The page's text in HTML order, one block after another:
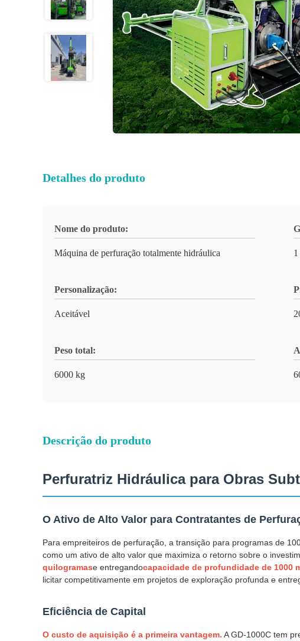
Detalhes do produto
Nome do produto:
Máquina de perfuração totalmente hidráulica
Personalização:
Aceitável
Peso total:
6000 kg
Descrição do produto
Perfuratriz Hidráulica para Obras
O Ativo de Alto Valor para Contratantes de
Para empreiteiros de perfuração, a transição para programas de
como um ativo de alto valor que maximiza o retorno sobre o
quilogramase entregandocapacidade de profundidade de 1000
licitar competitivamente em projetos de exploração profunda e
Eficiência de Capital
O custo de aquisição é a primeira vantagem. A GD-1000C tem